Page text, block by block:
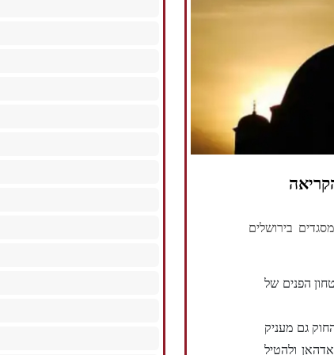
בירושלים
הפנים של
גם מעניק